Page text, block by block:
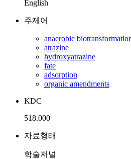
English
주제어
anaerobic
atrazine
hydroxyatrazine
fate
adsorption
organic amendments
KDC
518.000
자료형태
학술저널